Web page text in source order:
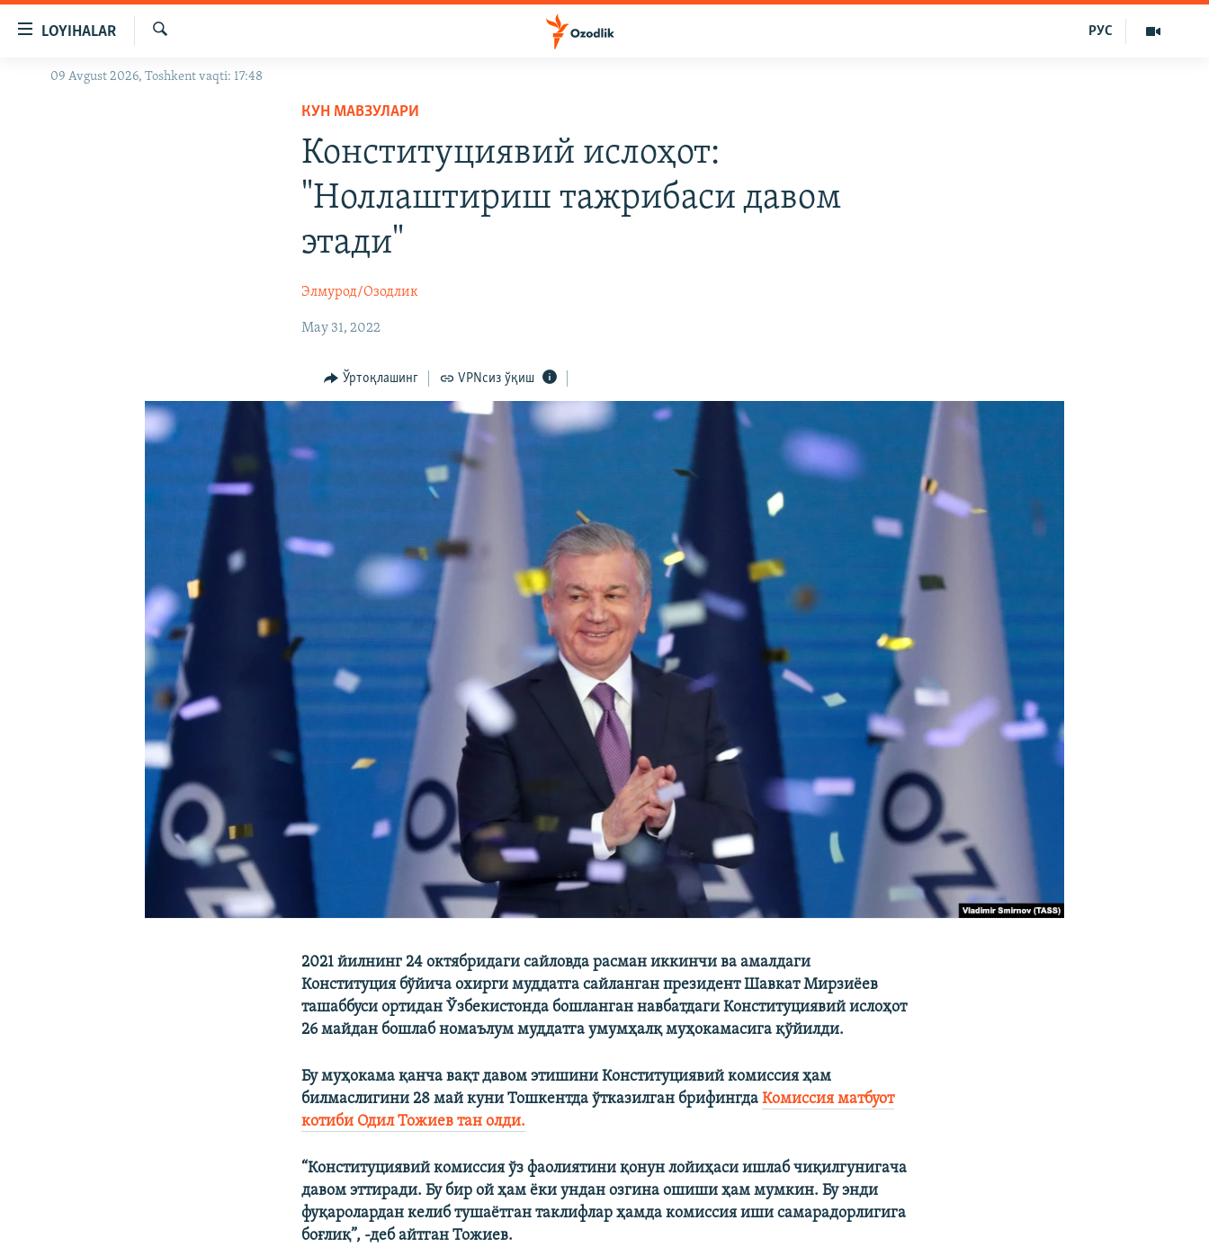
Бош
LOYIHALAR
OZODLIK SURISHTIRUVLARI
Излаш
РУС
09 Avgust 2026, Toshkent vaqti: 17:48
КУН МАВЗУЛАРИ
Конституциявий ислоҳот:
"Ноллаштириш тажрибаси давом
этади"
Элмурод/Озодлик
May 31, 2022
Ўртоқлашинг VPNсиз ўқиш
2021 йилнинг 24 октябридаги сайловда расман иккинчи ва амалдаги
Конституция бўйича охирги муддатга сайланган президент Шавкат Мирзиёев
ташаббуси ортидан Ўзбекистонда бошланган навбатдаги Конституциявий ислоҳот
26 майдан бошлаб номаълум муддатга умумҳалқ муҳокамасига қўйилди.
Бу муҳокама қанча вақт давом этишини Конституциявий комиссия ҳам
билмаслигини 28 май куни Тошкентда ўтказилган брифингдаКомиссия матбуот
котиби Одил Тожиев тан олди.
“Конституциявий комиссия ўз фаолиятини қонун лойиҳаси ишлаб чиқилгунигача
давом эттиради. Бу бир ой ҳам ёки ундан озгина ошиши ҳам мумкин. Бу энди
фуқаролардан келиб тушаётган таклифлар ҳамда комиссия иши самарадорлигига
боғлиқ”, -деб айтган Тожиев.